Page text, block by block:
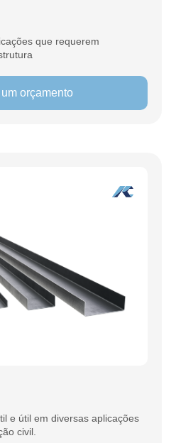
que requerem
orçamento
e útil em diversas aplicações
civil.